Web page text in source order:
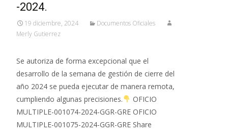
-2024.
19 diciembre, 2024
Documentos Oficiales
Merly Gutierrez
Se autoriza de forma excepcional que el
desarrollo de la semana de gestión de cierre del
año 2024 se pueda ejecutar de manera remota,
cumpliendo algunas precisiones.
OFICIO
MULTIPLE-001074-2024-GGR-GRE OFICIO
MULTIPLE-001075-2024-GGR-GRE Share